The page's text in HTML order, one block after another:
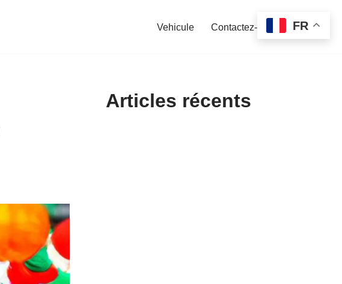
Vehicule Contactez-nous
Articles récents
FR